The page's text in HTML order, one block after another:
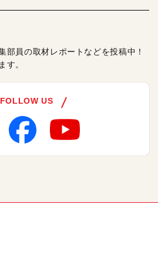
部員の取材レポートなどを投稿中！
す。
FOLLOW US